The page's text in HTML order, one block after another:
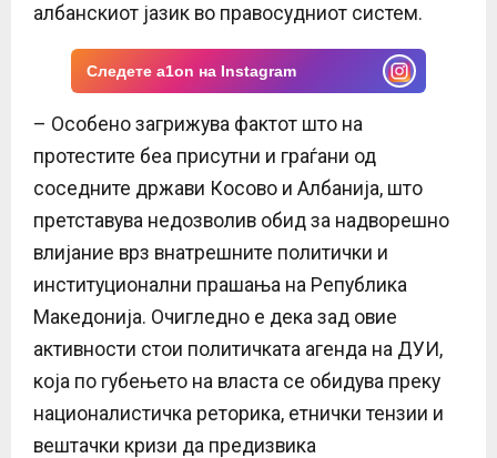
албанскиот јазик во правосудниот систем.
Следете a1on на Instagram
– Особено загрижува фактот што на
протестите беа присутни и граѓани од
соседните држави Косово и Албанија, што
претставува недозволив обид за надворешно
влијание врз внатрешните политички и
институционални прашања на Република
Македонија. Очигледно е дека зад овие
активности стои политичката агенда на ДУИ,
која по губењето на власта се обидува преку
националистичка реторика, етнички тензии и
вештачки кризи да предизвика